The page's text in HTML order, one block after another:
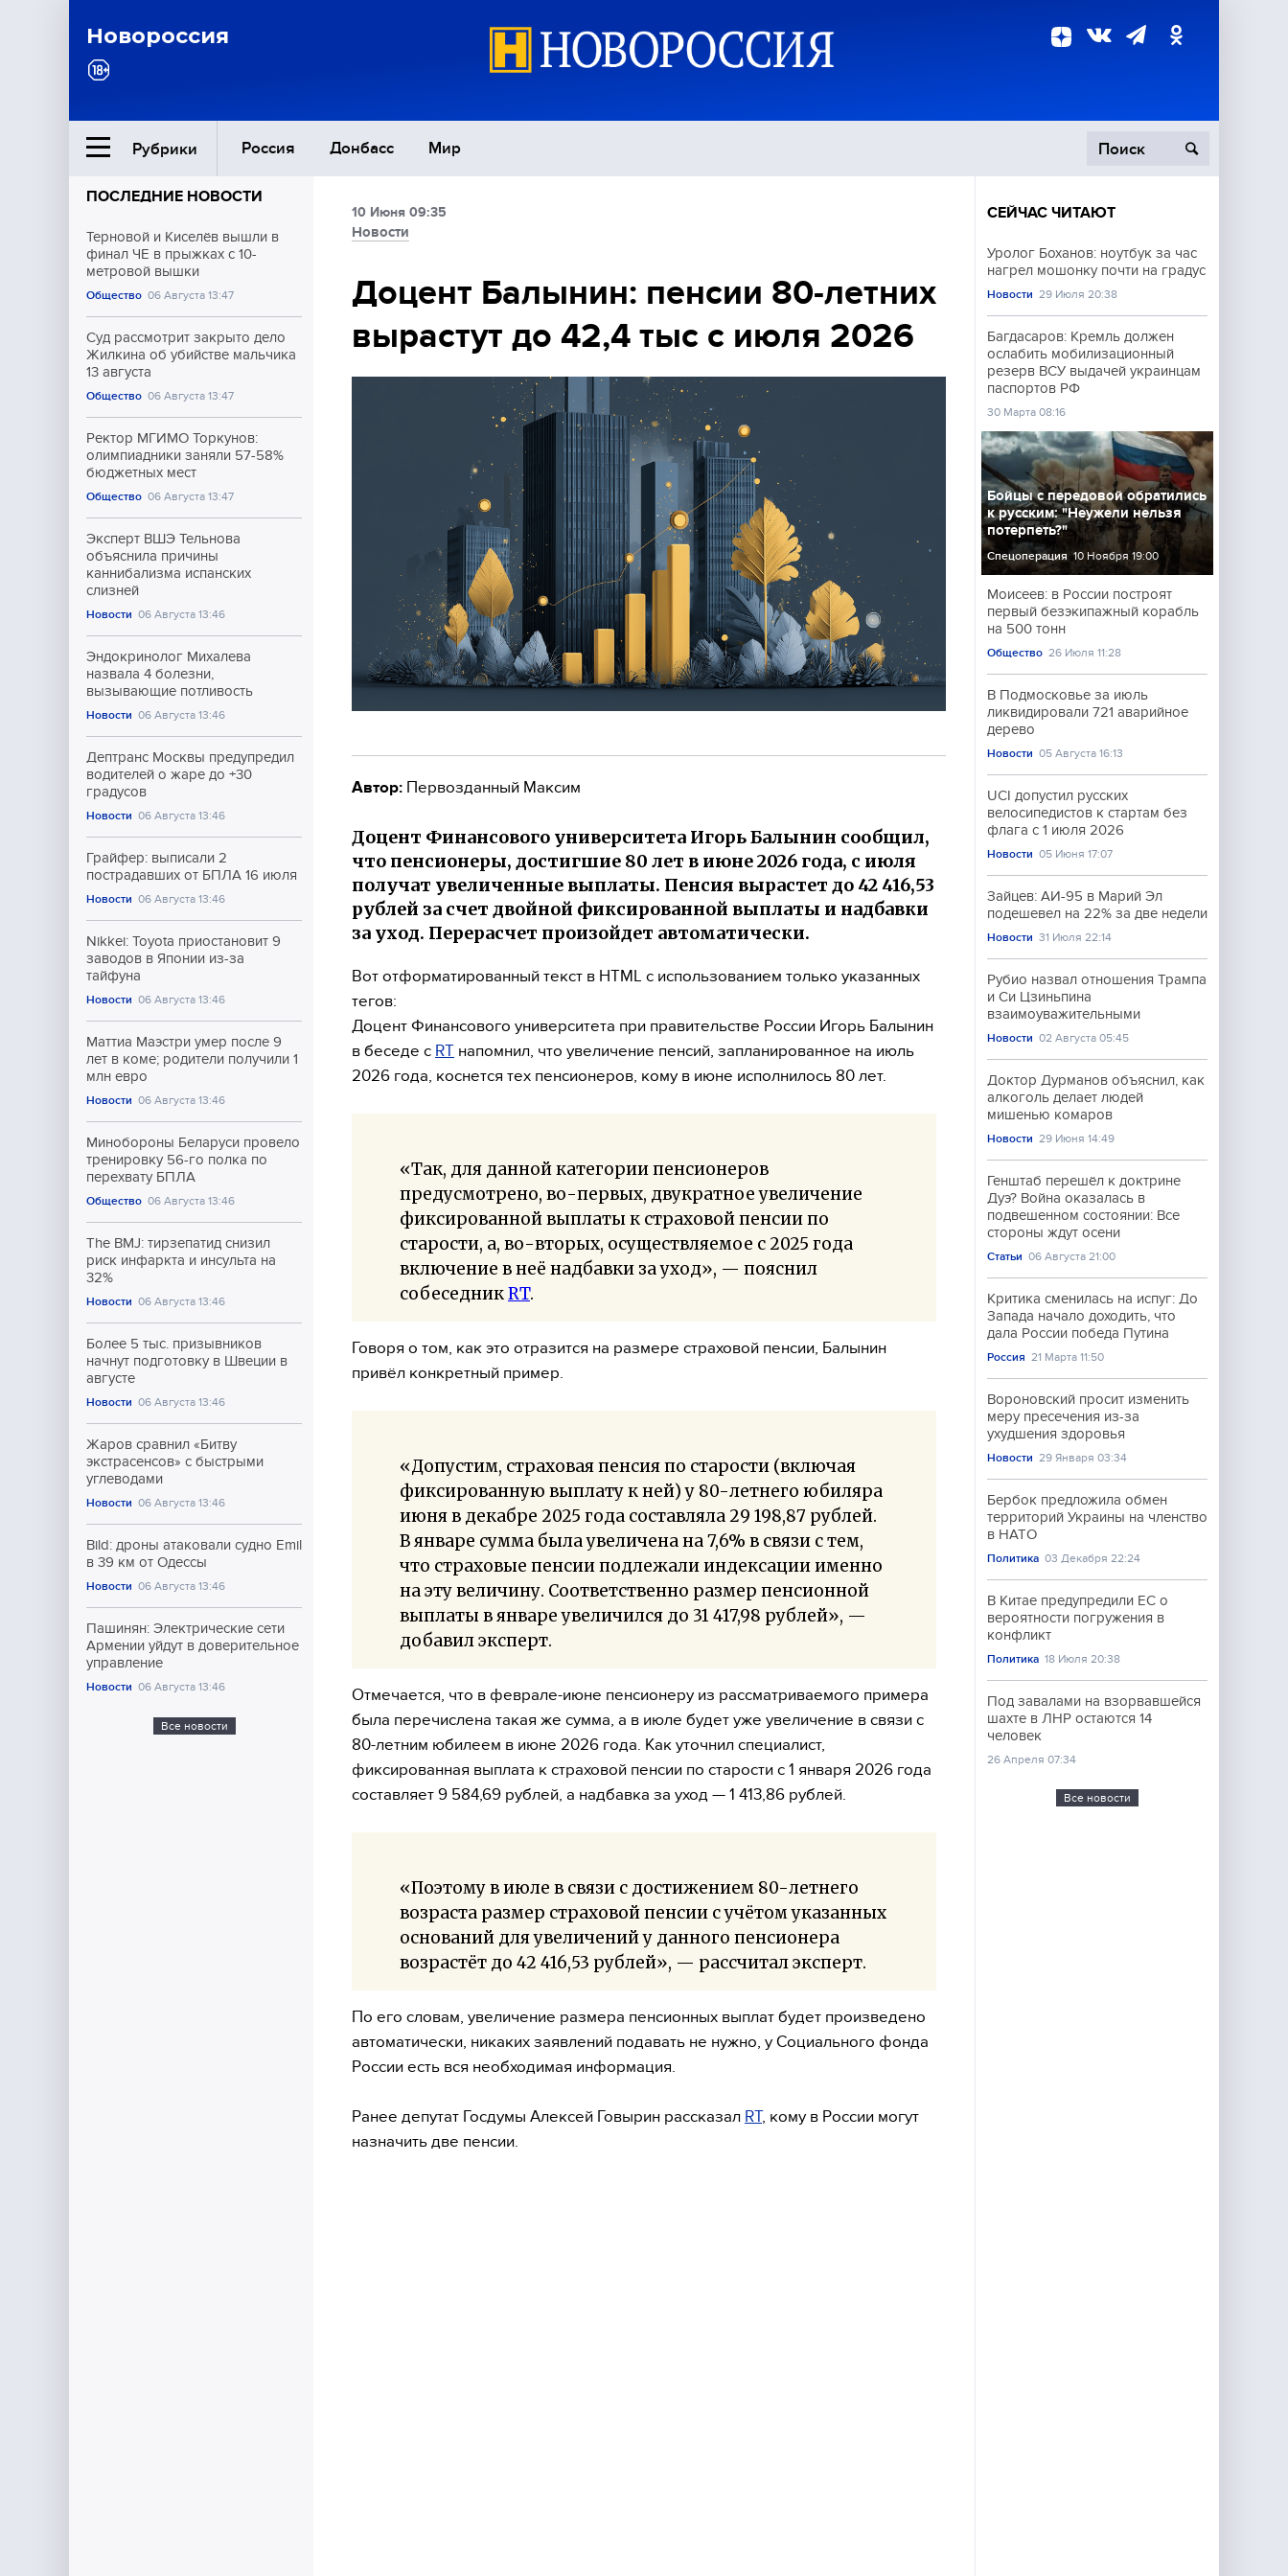
Новороссия
Рубрики Россия Донбасс Мир
Ближний Восток
Общество
Экономика
Происшествия
Культура
Спорт
ПОСЛЕДНИЕ НОВОСТИ
Терновой и Киселёв вышли в
финал ЧЕ в прыжках с 10-
метровой вышки
Общество 06 Августа 13:47
Суд рассмотрит закрыто дело
Жилкина об убийстве мальчика
13 августа
Общество 06 Августа 13:47
Ректор МГИМО Торкунов:
олимпиадники заняли 57-58%
бюджетных мест
Общество 06 Августа 13:47
Эксперт ВШЭ Тельнова
объяснила причины
каннибализма испанских
слизней
Новости 06 Августа 13:46
Эндокринолог Михалева
назвала 4 болезни,
вызывающие потливость
Новости 06 Августа 13:46
Дептранс Москвы предупредил
водителей о жаре до +30
градусов
Новости 06 Августа 13:46
Грайфер: выписали 2
пострадавших от БПЛА 16 июля
Новости 06 Августа 13:46
Nikkei: Toyota приостановит 9
заводов в Японии из-за
тайфуна
Новости 06 Августа 13:46
Маттиа Маэстри умер после 9
лет в коме; родители получили 1
млн евро
Новости 06 Августа 13:46
Минобороны Беларуси провело
тренировку 56-го полка по
перехвату БПЛА
Общество 06 Августа 13:46
The BMJ: тирзепатид снизил
риск инфаркта и инсульта на
32%
Новости 06 Августа 13:46
Более 5 тыс. призывников
начнут подготовку в Швеции в
августе
Новости 06 Августа 13:46
Жаров сравнил «Битву
экстрасенсов» с быстрыми
углеводами
Новости 06 Августа 13:46
Bild: дроны атаковали судно Emil
в 39 км от Одессы
Новости 06 Августа 13:46
Пашинян: Электрические сети
Армении уйдут в доверительное
управление
Новости 06 Августа 13:46
Все новости
10 Июня 09:35
Новости
Доцент Балынин: пенсии 80-летних
вырастут до 42,4 тыс с июля 2026
Автор: Первозданный Максим
Доцент Финансового университета Игорь Балынин сообщил,
что пенсионеры, достигшие 80 лет в июне 2026 года, с июля
получат увеличенные выплаты. Пенсия вырастет до 42 416,53
рублей за счет двойной фиксированной выплаты и надбавки
за уход. Перерасчет произойдет автоматически.
Вот отформатированный текст в HTML с использованием только указанных
тегов:
Доцент Финансового университета при правительстве России Игорь Балынин
в беседе с RT напомнил, что увеличение пенсий, запланированное на июль
2026 года, коснется тех пенсионеров, кому в июне исполнилось 80 лет.
«Так, для данной категории пенсионеров
предусмотрено, во-первых, двукратное увеличение
фиксированной выплаты к страховой пенсии по
старости, а, во-вторых, осуществляемое с 2025 года
включение в неё надбавки за уход», — пояснил
собеседникRT.
Говоря о том, как это отразится на размере страховой пенсии, Балынин
привёл конкретный пример.
«Допустим, страховая пенсия по старости (включая
фиксированную выплату к ней) у 80-летнего юбиляра
июня в декабре 2025 года составляла 29 198,87 рублей.
В январе сумма была увеличена на 7,6% в связи с тем,
что страховые пенсии подлежали индексации именно
на эту величину. Соответственно размер пенсионной
выплаты в январе увеличился до 31 417,98 рублей», —
добавил эксперт.
Отмечается, что в феврале-июне пенсионеру из рассматриваемого примера
была перечислена такая же сумма, а в июле будет уже увеличение в связи с
80-летним юбилеем в июне 2026 года. Как уточнил специалист,
фиксированная выплата к страховой пенсии по старости с 1 января 2026 года
составляет 9 584,69 рублей, а надбавка за уход — 1 413,86 рублей.
«Поэтому в июле в связи с достижением 80-летнего
возраста размер страховой пенсии с учётом указанных
оснований для увеличений у данного пенсионера
возрастёт до 42 416,53 рублей», — рассчитал эксперт.
По его словам, увеличение размера пенсионных выплат будет произведено
автоматически, никаких заявлений подавать не нужно, у Социального фонда
России есть вся необходимая информация.
Ранее депутат Госдумы Алексей Говырин рассказал RT, кому в России могут
назначить две пенсии.
СЕЙЧАС ЧИТАЮТ
Уролог Боханов: ноутбук за час
нагрел мошонку почти на градус
Новости 29 Июля 20:38
Багдасаров: Кремль должен
ослабить мобилизационный
резерв ВСУ выдачей украинцам
паспортов РФ
30 Марта 08:16
Бойцы с передовой обратились
к русским: "Неужели нельзя
потерпеть?"
Спецоперация 10 Ноября 19:00
Моисеев: в России построят
первый безэкипажный корабль
на 500 тонн
Общество 26 Июля 11:28
В Подмосковье за июль
ликвидировали 721 аварийное
дерево
Новости 05 Августа 16:13
UCI допустил русских
велосипедистов к стартам без
флага с 1 июля 2026
Новости 05 Июня 17:07
Зайцев: АИ-95 в Марий Эл
подешевел на 22% за две недели
Новости 31 Июля 22:14
Рубио назвал отношения Трампа
и Си Цзиньпина
взаимоуважительными
Новости 02 Августа 05:45
Доктор Дурманов объяснил, как
алкоголь делает людей
мишенью комаров
Новости 29 Июня 14:49
Генштаб перешёл к доктрине
Дуэ? Война оказалась в
подвешенном состоянии: Все
стороны ждут осени
Статьи 06 Августа 21:00
Критика сменилась на испуг: До
Запада начало доходить, что
дала России победа Путина
Россия 21 Марта 11:50
Вороновский просит изменить
меру пресечения из-за
ухудшения здоровья
Новости 29 Января 03:34
Бербок предложила обмен
территорий Украины на членство
в НАТО
Политика 03 Декабря 22:24
В Китае предупредили ЕС о
вероятности погружения в
конфликт
Политика 18 Июля 20:38
Под завалами на взорвавшейся
шахте в ЛНР остаются 14
человек
26 Апреля 07:34
Все новости